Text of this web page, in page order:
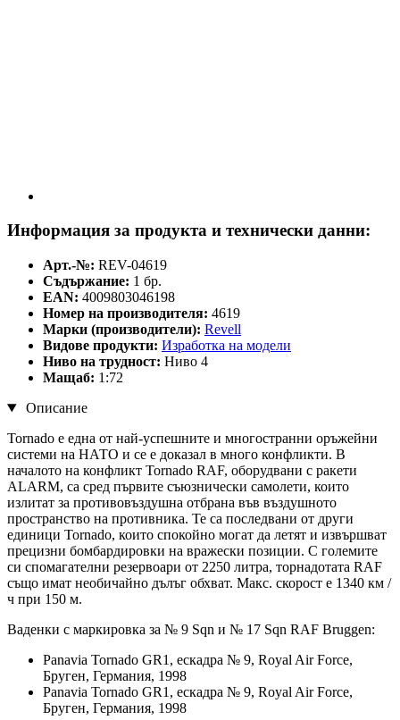
Информация за продукта и технически данни:
Арт.-№: REV-04619
Съдържание: 1 бр.
EAN: 4009803046198
Номер на производителя: 4619
Марки (производители): Revell
Видове продукти: Изработка на модели
Ниво на трудност: Ниво 4
Мащаб: 1:72
Описание
Tornado е една от най-успешните и многостранни оръжейни
системи на НАТО и се е доказал в много конфликти. В
началото на конфликт Tornado RAF, оборудвани с ракети
ALARM, са сред първите съюзнически самолети, които
излитат за противовъздушна отбрана във въздушното
пространство на противника. Те са последвани от други
единици Tornado, които спокойно могат да летят и извършват
прецизни бомбардировки на вражески позиции. С големите
си спомагателни резервоари от 2250 литра, торнадотата RAF
също имат необичайно дълъг обхват. Макс. скорост е 1340 км /
ч при 150 м.
Ваденки с маркировка за № 9 Sqn и № 17 Sqn RAF Bruggen:
Panavia Tornado GR1, ескадра № 9, Royal Air Force,
Бруген, Германия, 1998
Panavia Tornado GR1, ескадра № 9, Royal Air Force,
Бруген, Германия, 1998